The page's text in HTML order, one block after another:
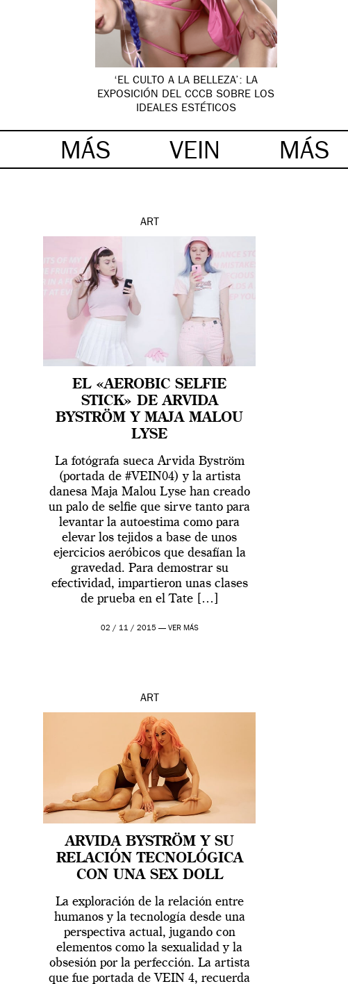
‘EL CULTO A LA BELLEZA’: LA
EXPOSICIÓN DEL CCCB SOBRE LOS
IDEALES ESTÉTICOS
MÁS VEIN MÁS
ART
EL «AEROBIC SELFIE
STICK» DE ARVIDA
BYSTRÖM Y MAJA MALOU
LYSE
La fotógrafa sueca Arvida Byström
(portada de #VEIN04) y la artista
danesa Maja Malou Lyse han creado
un palo de selfie que sirve tanto para
levantar la autoestima como para
elevar los tejidos a base de unos
ejercicios aeróbicos que desafían la
gravedad. Para demostrar su
efectividad, impartieron unas clases
de prueba en el Tate […]
02 / 11 / 2015 — VER MÁS
ART
ARVIDA BYSTRÖM Y SU
RELACIÓN TECNOLÓGICA
CON UNA SEX DOLL
La exploración de la relación entre
humanos y la tecnología desde una
perspectiva actual, jugando con
elementos como la sexualidad y la
obsesión por la perfección. La artista
que fue portada de VEIN 4, recuerda